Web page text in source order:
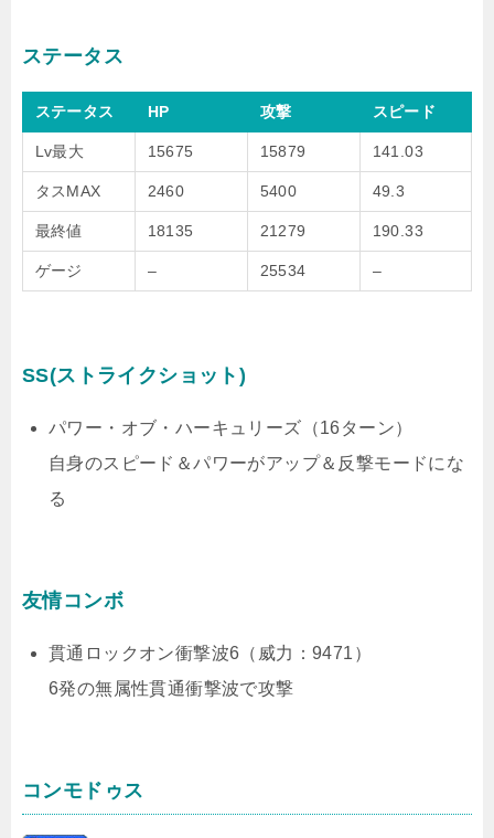
ステータス
ステータス HP 攻撃 スピード
Lv最大 15675 15879 141.03
タスMAX 2460 5400 49.3
最終値 18135 21279 190.33
ゲージ – 25534 –
SS(ストライクショット)
パワー・オブ・ハーキュリーズ（16ターン）
自身のスピード＆パワーがアップ＆反撃モードにな
る
友情コンボ
貫通ロックオン衝撃波6（威力：9471）
6発の無属性貫通衝撃波で攻撃
コンモドゥス